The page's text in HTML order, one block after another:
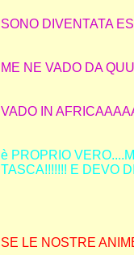
SONO DIVENTATA
ME NE VADO DA
VADO IN
è PROPRIO
TASCA!!!!!!! E DEVO
SE LE NOSTRE